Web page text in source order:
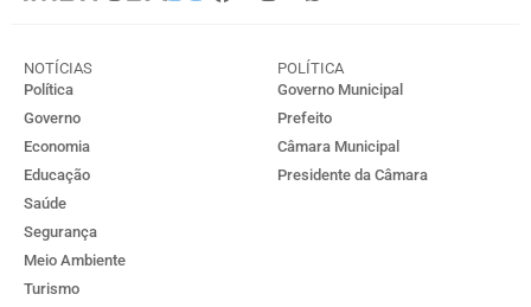
NOTÍCIAS
Política
Governo
Economia
Educação
Saúde
Segurança
Meio Ambiente
Turismo
POLÍTICA
Governo Municipal
Prefeito
Câmara Municipal
Presidente da Câmara